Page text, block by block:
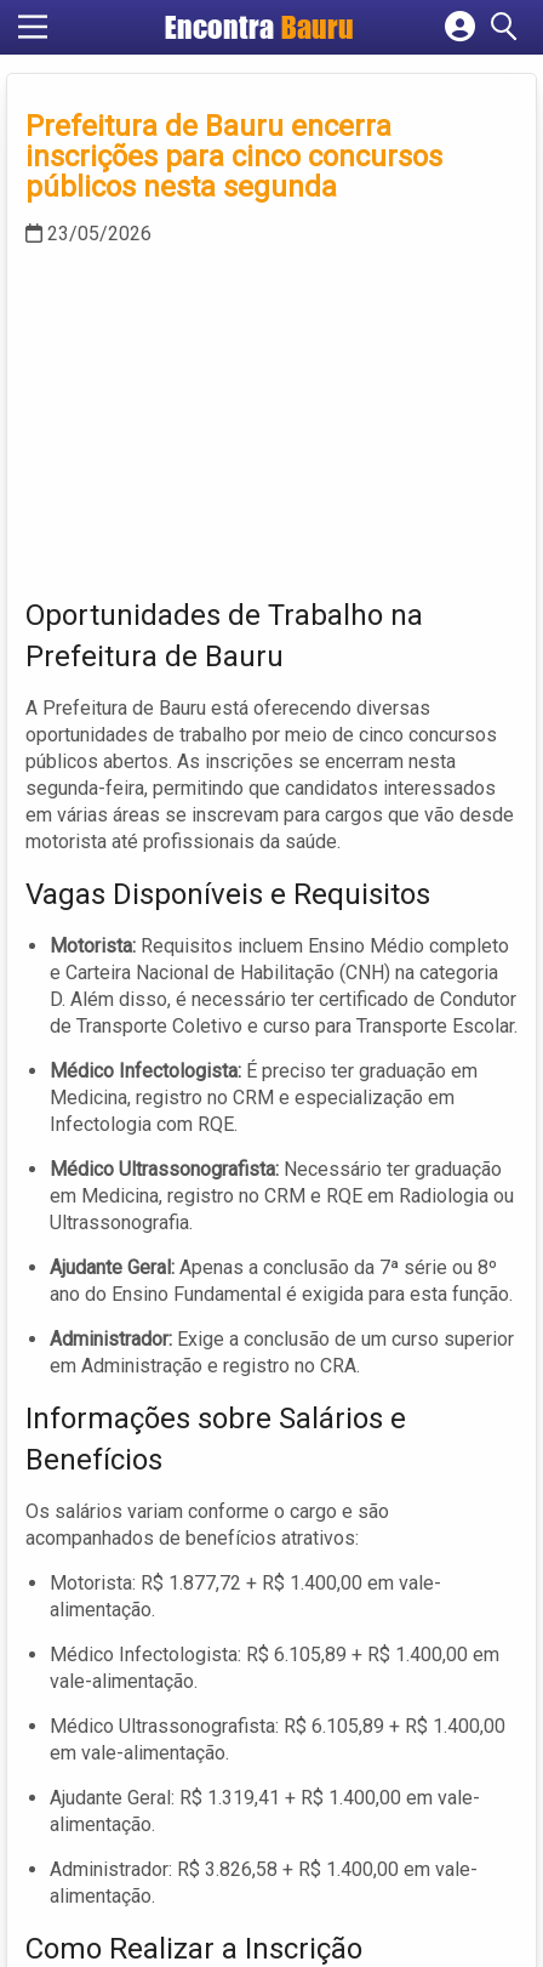
Encontra Bauru
Cadastrar empresa
Criar conta
Prefeitura de Bauru encerra
inscrições para cinco concursos
públicos nesta segunda
23/05/2026
Oportunidades de Trabalho na
Prefeitura de Bauru
A Prefeitura de Bauru está oferecendo diversas
oportunidades de trabalho por meio de cinco concursos
públicos abertos. As inscrições se encerram nesta
segunda-feira, permitindo que candidatos interessados
em várias áreas se inscrevam para cargos que vão desde
motorista até profissionais da saúde.
Vagas Disponíveis e Requisitos
Motorista: Requisitos incluem Ensino Médio completo
e Carteira Nacional de Habilitação (CNH) na categoria
D. Além disso, é necessário ter certificado de Condutor
de Transporte Coletivo e curso para Transporte Escolar.
Médico Infectologista: É preciso ter graduação em
Medicina, registro no CRM e especialização em
Infectologia com RQE.
Médico Ultrassonografista: Necessário ter graduação
em Medicina, registro no CRM e RQE em Radiologia ou
Ultrassonografia.
Ajudante Geral: Apenas a conclusão da 7ª série ou 8º
ano do Ensino Fundamental é exigida para esta função.
Administrador: Exige a conclusão de um curso superior
em Administração e registro no CRA.
Informações sobre Salários e
Benefícios
Os salários variam conforme o cargo e são
acompanhados de benefícios atrativos:
Motorista: R$ 1.877,72 + R$ 1.400,00 em vale-
alimentação.
Médico Infectologista: R$ 6.105,89 + R$ 1.400,00 em
vale-alimentação.
Médico Ultrassonografista: R$ 6.105,89 + R$ 1.400,00
em vale-alimentação.
Ajudante Geral: R$ 1.319,41 + R$ 1.400,00 em vale-
alimentação.
Administrador: R$ 3.826,58 + R$ 1.400,00 em vale-
alimentação.
Como Realizar a Inscrição